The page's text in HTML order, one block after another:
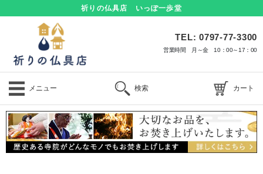
祈りの仏具店 いっぽ一歩堂
TEL: 0797-77-3300
営業時間 月～金 10：00～17：00
メニュー 検索 カート